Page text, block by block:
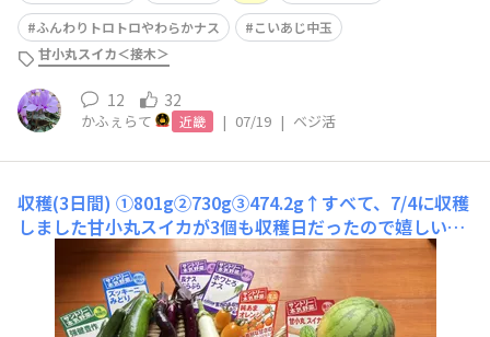
ふんわりトロトロやわらかナス
こいあじ中玉
甘小丸スイカ＜接木＞
12 32
かふぇらて 近畿 | 07/19 | ベジ活
収穫(3日間) ①801g②730g③474.2g↑すべて、7/4に収穫
しました甘小丸スイカが3個も収穫日だったので嬉しいで
す🥹残りは収穫予定日 受粉してから35日より待ってみ
ようかと思います🫡↑7/3収穫↑本日7/5収穫下の方になっ
ているミニトマトが食べられていました😓甘小丸スイカ
を食べられてしまうよりショックは